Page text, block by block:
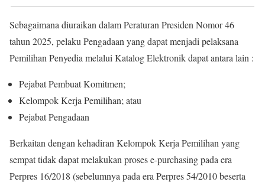
Sebagaimana diuraikan dalam Peraturan Presiden Nomor 46
tahun 2025, pelaku Pengadaan yang dapat menjadi pelaksana
Pemilihan Penyedia melalui Katalog Elektronik dapat antara lain :
Pejabat Pembuat Komitmen;
Kelompok Kerja Pemilihan; atau
Pejabat Pengadaan
Berkaitan dengan kehadiran Kelompok Kerja Pemilihan yang
sempat tidak dapat melakukan proses e-purchasing pada era
Perpres 16/2018 (sebelumnya pada era Perpres 54/2010 beserta